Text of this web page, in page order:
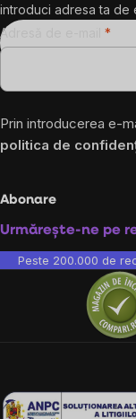
introduci adresa ta de
Adresă de e-mail
Prin introducerea e-
politica de
Abonare
Urmărește-ne pe
Peste 200.000 de